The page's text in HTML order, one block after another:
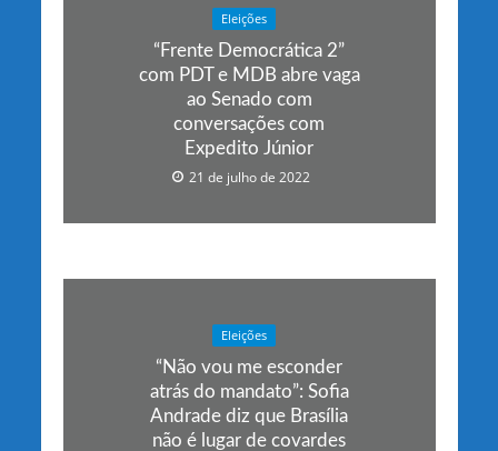
Eleições
“Frente Democrática 2”
com PDT e MDB abre vaga
ao Senado com
conversações com
Expedito Júnior
21 de julho de 2022
Eleições
“Não vou me esconder
atrás do mandato”: Sofia
Andrade diz que Brasília
não é lugar de covardes